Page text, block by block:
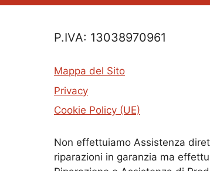
P.IVA: 13038970961
Mappa del Sito
Privacy
Cookie Policy (UE)
Non effettuiamo Assistenza
riparazioni in garanzia ma